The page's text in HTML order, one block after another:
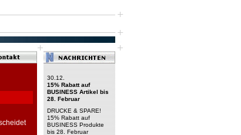
30.12.
15% Rabatt auf
BUSINESS Artikel bis
28. Februar
DRUCKE & SPARE!
15% Rabatt auf
BUSINESS Produkte
bis 28. Februar